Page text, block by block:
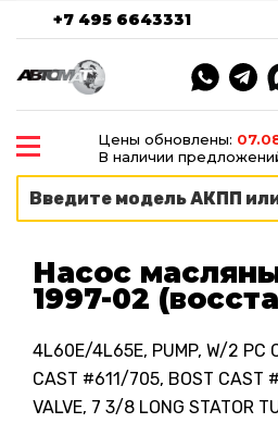
+7 495 6643331
Цены обновлены:
В наличии
Насос
1997-02
4L60E/4L65E, PUMP, W/2 PC
CAST #611/705, BOST CAST
VALVE, 7 3/8 LONG STATOR